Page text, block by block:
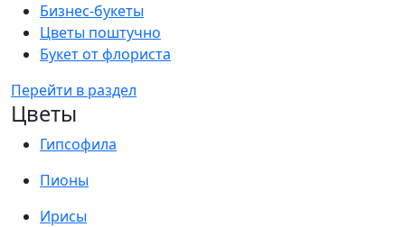
Бизнес-букеты
Цветы поштучно
Букет от флориста
Перейти в раздел
Цветы
Гипсофила
Пионы
Ирисы